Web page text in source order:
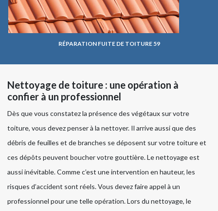
RÉPARATION FUITE DE TOITURE 59
Nettoyage de toiture : une opération à
confier à un professionnel
Dès que vous constatez la présence des végétaux sur votre
toiture, vous devez penser à la nettoyer. Il arrive aussi que des
débris de feuilles et de branches se déposent sur votre toiture et
ces dépôts peuvent boucher votre gouttière. Le nettoyage est
aussi inévitable. Comme c’est une intervention en hauteur, les
risques d’accident sont réels. Vous devez faire appel à un
professionnel pour une telle opération. Lors du nettoyage, le